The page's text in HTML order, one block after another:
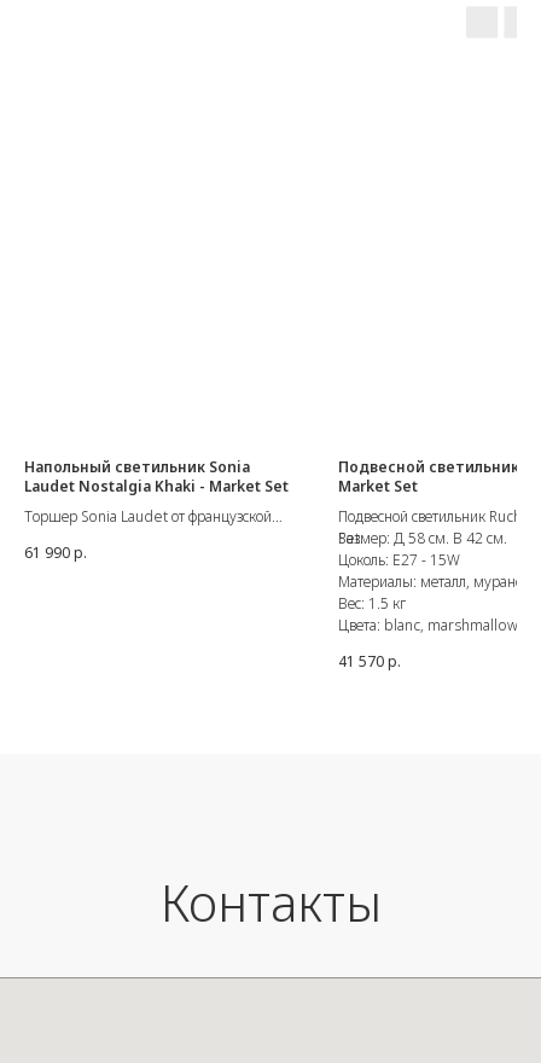
Напольный светильник Sonia
Laudet Nostalgia Khaki - Market Set
Торшер Sonia Laudet от французской
Размер - Диаметр 60 см. В 180 см. Ш
61 990р.
Подвесной светильник
Market Set
Подвесной светильник Ruche
Set.
Размер: Д 58 см. В 42 см.
Цоколь: E27 - 15W
Материалы: металл,
Вес: 1.5 кг
Цвета: blanc, marshmallow,
41 570р.
Контакты